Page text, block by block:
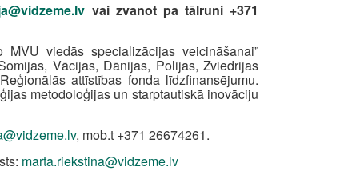
vai zvanot pa tālruni +371
viedās specializācijas veicināšanai”
Vācijas, Dānijas, Polijas, Zviedrijas
attīstības fonda līdzfinansējumu.
metodoloģijas un starptautiskā inovāciju
, mob.t +371 26674261.
marta.riekstina@vidzeme.lv